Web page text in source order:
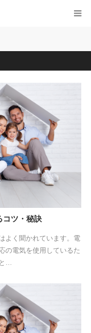
コツ・秘訣
よく聞かれています。電
の電気を使用しているた
…